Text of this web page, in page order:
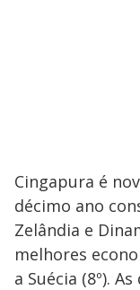
Cingapura é
décimo ano
Zelândia e
melhores
a Suécia (8º).